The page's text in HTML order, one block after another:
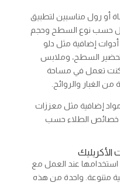
أو رول مناسبين لتطبيق
حسب نوع السطح وحجم
إضافية مثل دلو
السطح، وملابس
كنت تعمل في مساحة
الغبار والروائح.
إضافية مثل معززات
خصائص الطلاء حسب
الأكريليك
استخدامها عند العمل مع
متنوعة. واحدة من هذه